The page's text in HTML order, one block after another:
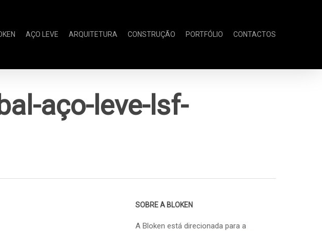
AÇO LEVE ARQUITETURA CONSTRUÇÃO PORTFÓLIO CONTACTOS
aço-leve-lsf-
SOBRE A BLOKEN
A Bloken está direcionada para a